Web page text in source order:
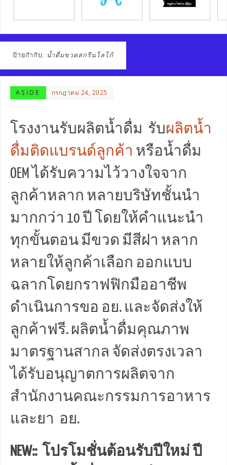
ป้ายกำกับ: น้ำดื่มขวดสกรีนโลโก้
ASIDE กรกฎาคม 24, 2025
โรงงานรับผลิตน้ำดื่ม รับผลิตน้ำ
ดื่มติดแบรนด์ลูกค้า หรือน้ำดื่ม
OEM ได้รับความไว้วางใจจาก
ลูกค้าหลาก หลายบริษัทชั้นนำ
มากกว่า 10 ปี โดยให้คำแนะนำ
ทุกขั้นตอน มีขวด มีสีฝา หลาก
หลายให้ลูกค้าเลือก ออกแบบ
ฉลากโดยกราฟฟิกมืออาชีพ
ดำเนินการขอ อย. และจัดส่งให้
ลูกค้าฟรี. ผลิตน้ำดื่มคุณภาพ
มาตรฐานสากล จัดส่งตรงเวลา
ได้รับอนุญาตการผลิตจาก
สำนักงานคณะกรรมการอาหาร
และยา อย.
NEW:: โปรโมชั่นต้อนรับปีใหม่ ปี